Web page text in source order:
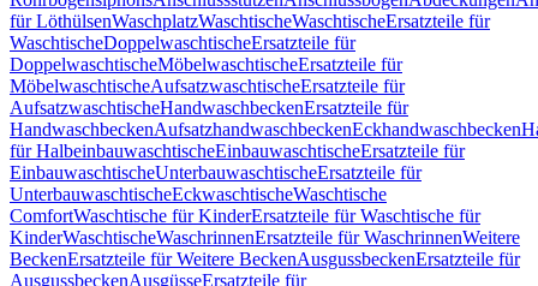
für LöthülsenWaschplatzWaschtischeWaschtischeErsatzteile für
WaschtischeDoppelwaschtischeErsatzteile für
DoppelwaschtischeMöbelwaschtischeErsatzteile für
MöbelwaschtischeAufsatzwaschtischeErsatzteile für
AufsatzwaschtischeHandwaschbeckenErsatzteile für
HandwaschbeckenAufsatzhandwaschbeckenEckhandwaschbecken
für HalbeinbauwaschtischeEinbauwaschtischeErsatzteile für
EinbauwaschtischeUnterbauwaschtischeErsatzteile für
UnterbauwaschtischeEckwaschtischeWaschtische
ComfortWaschtische für KinderErsatzteile für Waschtische für
KinderWaschtischeWaschrinnenErsatzteile für WaschrinnenWeitere
BeckenErsatzteile für Weitere BeckenAusgussbeckenErsatzteile für
AusgussbeckenAusgüsseErsatzteile für